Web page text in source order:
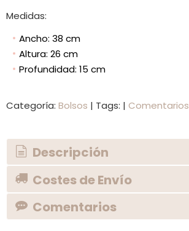
Medidas:
Ancho: 38 cm
Altura: 26 cm
Profundidad: 15 cm
Categoría: Bolsos | Tags: | Comentarios
Descripción
Costes de Envío
Comentarios